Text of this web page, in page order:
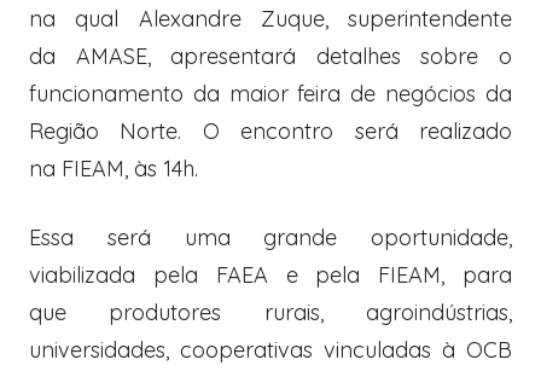
na qual Alexandre Zuque, superintendente
da AMASE, apresentará detalhes sobre o
funcionamento da maior feira de negócios da
Região Norte. O encontro será realizado
na FIEAM, às 14h.
Essa será uma grande oportunidade,
viabilizada pela FAEA e pela FIEAM, para
que produtores rurais, agroindústrias,
universidades, cooperativas vinculadas à OCB